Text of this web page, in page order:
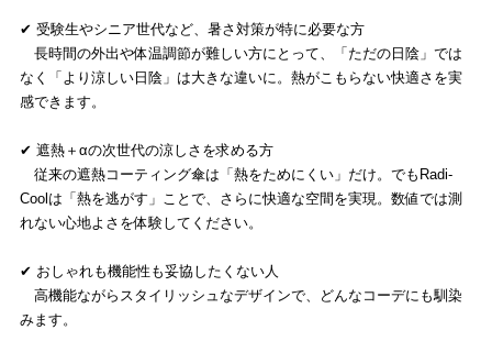
✔ 受験生やシニア世代など、暑さ対策が特に必要な方
長時間の外出や体温調節が難しい方にとって、「ただの日陰」では
なく「より涼しい日陰」は大きな違いに。熱がこもらない快適さを実
感できます。
✔ 遮熱＋αの次世代の涼しさを求める方
従来の遮熱コーティング傘は「熱をためにくい」だけ。でもRadi-
Coolは「熱を逃がす」ことで、さらに快適な空間を実現。数値では測
れない心地よさを体験してください。
✔ おしゃれも機能性も妥協したくない人
高機能ながらスタイリッシュなデザインで、どんなコーデにも馴染
みます。